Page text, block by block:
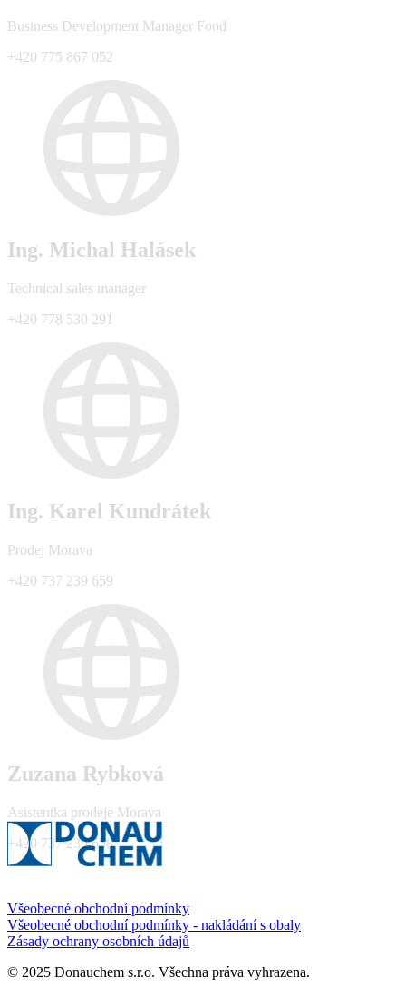
Business Development Manager Food
+420 775 867 052
Ing. Michal Halásek
Technical sales manager
+420 778 530 291
Ing. Karel Kundrátek
Prodej Morava
+420 737 239 659
Zuzana Rybková
Asistentka prodeje Morava
+420 737 239 658
Všeobecné obchodní podmínky
Všeobecné obchodní podmínky - nakládání s obaly
Zásady ochrany osobních údajů
© 2025 Donauchem s.r.o. Všechna práva vyhrazena.